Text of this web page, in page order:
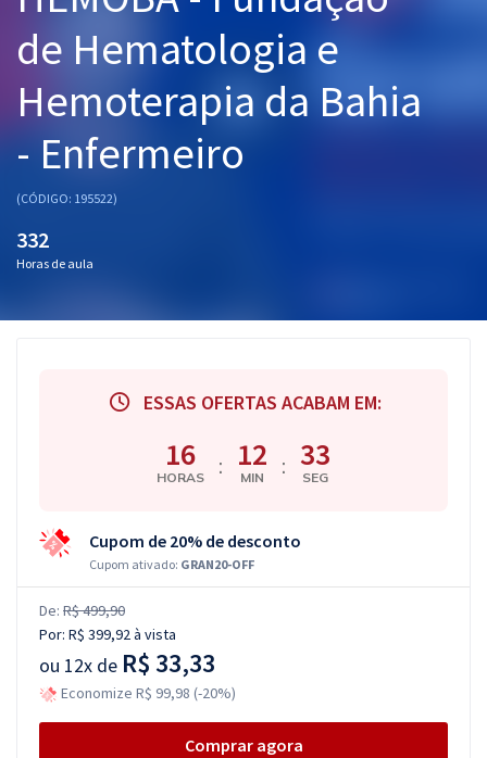
Graduação
Mentorias
Conteúdo gratuito
Atendimento
de Hematologia e
Hemoterapia da Bahia
- Enfermeiro
(CÓDIGO: 195522)
332
Horas de aula
ESSAS OFERTAS ACABAM EM:
16
HORAS : 12
MIN : 33
SEG
Cupom de 20% de desconto
Cupom ativado: GRAN20-OFF
De: R$ 499,90
Por: R$ 399,92à vista
ou 12x de R$ 33,33
Economize R$ 99,98 (-20%)
Comprar agora